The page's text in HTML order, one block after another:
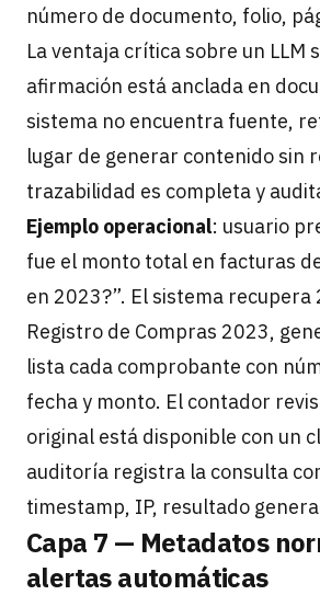
número de documento, folio,
La ventaja crítica sobre un LLM
afirmación está anclada en
sistema no encuentra fuente,
lugar de generar contenido sin
trazabilidad es completa y
Ejemplo operacional: usuario
fue el monto total en facturas
en 2023?”. El sistema
Registro de Compras 2023,
lista cada comprobante con
fecha y monto. El contador
original está disponible con un
auditoría registra la consulta
timestamp, IP, resultado
Capa 7 — Metadatos
alertas automáticas